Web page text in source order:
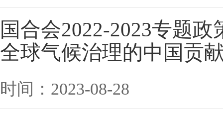
国合会2022-2023专题
全球气候治理的中国贡
时间：2023-08-28